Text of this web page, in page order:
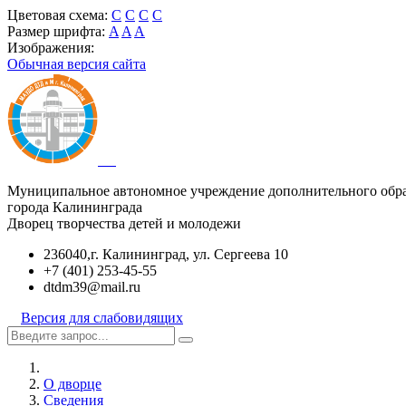
Цветовая схема: C C C C
Размер шрифта: A A A
Изображения:
Обычная версия сайта
Муниципальное автономное учреждение дополнительного
города Калининграда
Дворец творчества детей и молодежи
236040,г. Калининград, ул. Сергеева 10
+7 (401) 253-45-55
dtdm39@mail.ru
Версия для слабовидящих
О дворце
Сведения